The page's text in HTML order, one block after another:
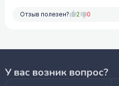
Отзыв полезен? 2 0
У вас возник вопрос?